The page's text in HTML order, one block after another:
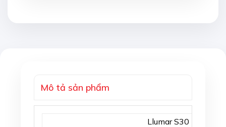
Mô tả sản phẩm
Llumar S30